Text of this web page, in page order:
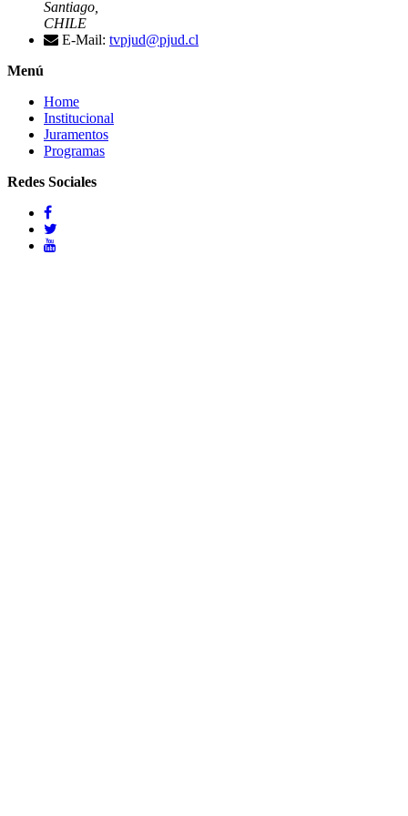
Santiago,
CHILE
E-Mail: tvpjud@pjud.cl
Menú
Home
Institucional
Juramentos
Programas
Redes Sociales